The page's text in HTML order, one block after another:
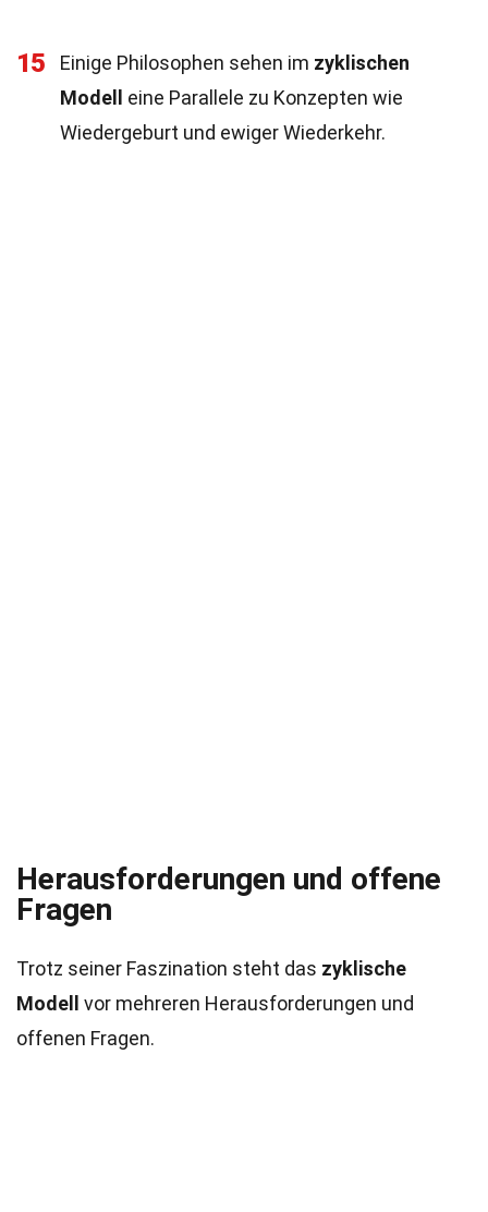
15 Einige Philosophen sehen im zyklischen
Modell
eine Parallele zu Konzepten wie
Wiedergeburt und ewiger Wiederkehr.
Herausforderungen und offene
Fragen
Trotz seiner Faszination steht das zyklische
Modell
vor mehreren Herausforderungen und
offenen Fragen.